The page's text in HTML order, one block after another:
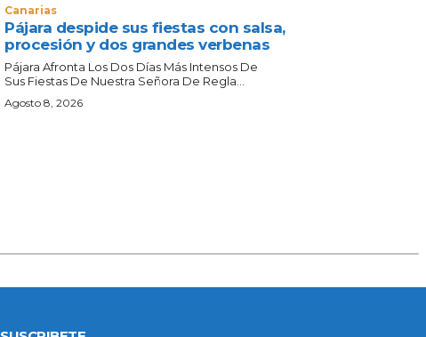
Canarias
Pájara despide sus fiestas con salsa,
procesión y dos grandes verbenas
Pájara Afronta Los Dos Días Más Intensos De
Sus Fiestas De Nuestra Señora De Regla...
Agosto 8, 2026